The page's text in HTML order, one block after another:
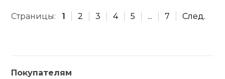
Страницы: 1 2 3 4 5 ... 7 След.
Покупателям